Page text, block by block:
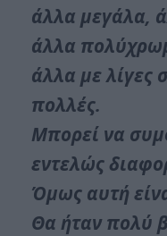
άλλα μεγάλα,
άλλα
άλλα με λίγες
πολλές.
Μπορεί να
εντελώς
Όμως αυτή
Θα ήταν πολύ